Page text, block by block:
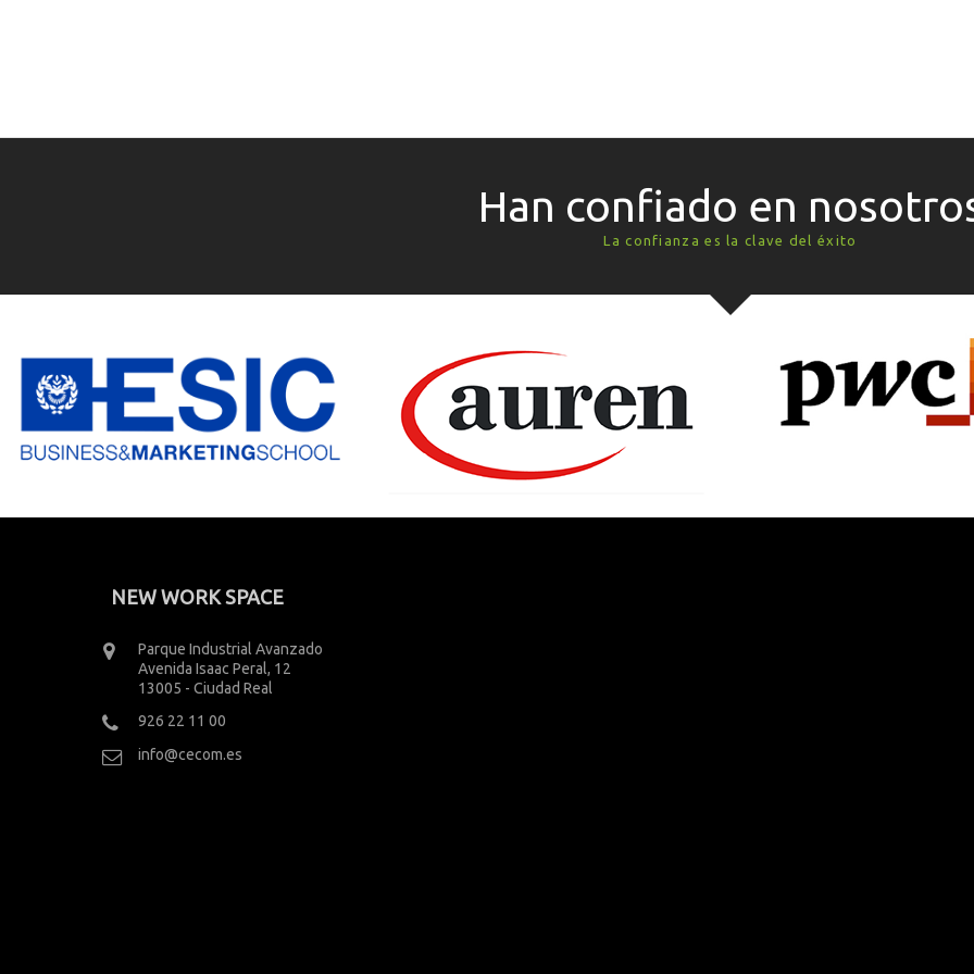
Han confiado en
La confianza es la clave del éxito
NEW WORK SPACE
Parque Industrial Avanzado
Avenida Isaac Peral, 12
13005 - Ciudad Real
926 22 11 00
info@cecom.es